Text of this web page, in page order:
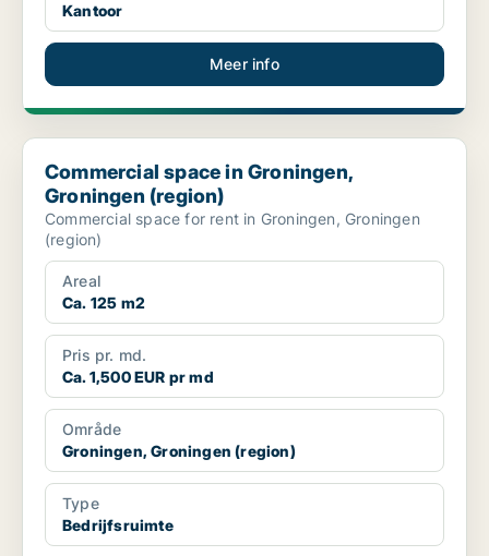
Kantoor
Meer info
Commercial space in Groningen, Groningen (region)
Commercial space in Groningen,
Groningen (region)
Commercial space for rent in Groningen, Groningen
(region)
Areal
Ca. 125 m2
Pris pr. md.
Ca. 1,500 EUR pr md
Område
Groningen, Groningen (region)
Type
Bedrijfsruimte